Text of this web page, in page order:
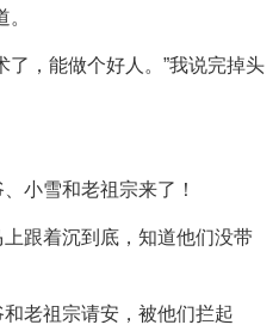
了，能做个好人。”我说完掉头
小雪和老祖宗来了！
跟着沉到底，知道他们没带
老祖宗请安，被他们拦起